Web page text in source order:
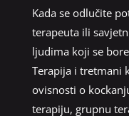
Kada se odlučite
terapeuta ili
ljudima koji se
Terapija i tretmani
ovisnosti o
terapiju, grupnu